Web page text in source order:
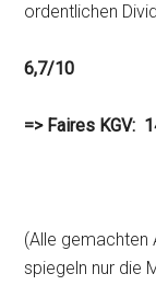
ordentlichen
6,7/10
=> Faires KGV:
(Alle gemachten
spiegeln nur die